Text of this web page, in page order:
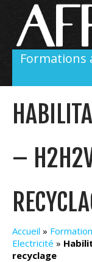
Formations
–
Accueil »
Electricité »
recyclage
Panneau de gestion